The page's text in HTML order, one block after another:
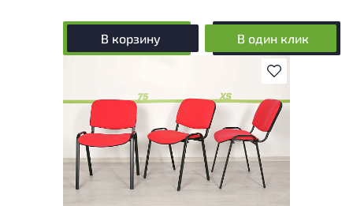
В корзину В один клик
В избранное